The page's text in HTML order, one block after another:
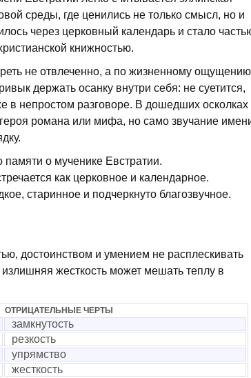
среды, где ценились не только смысл, но и
через церковный календарь и стало
книжностью.
не отвлеченно, а по жизненному
держать осанку внутри себя: не суетится,
в непростом разговоре. В дошедших осколках
героя романа или мифа, но само звучание
о мученике Евстратии.
как церковное и календарное.
старинное и подчеркнуто благозвучное.
достоинством и умением не расплескивать
жесткость может мешать теплу в
ОТРИЦАТЕЛЬНЫЕ ЧЕРТЫ
замкнутость
резкость
упрямство
жесткость